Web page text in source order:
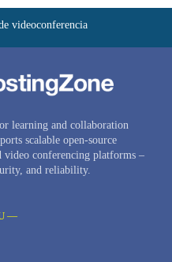
videoconferencia
learning and collaboration
scalable open-source
video conferencing platforms –
and reliability.
—